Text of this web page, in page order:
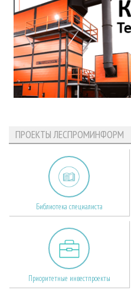
ПРОЕКТЫ ЛЕСПРОМИНФОРМ
Библиотека специалиста
Приоритетные инвестпроекты